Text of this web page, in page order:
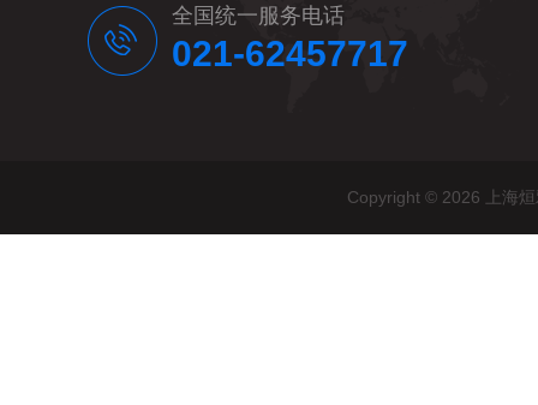
全国统一服务电话
021-62457717
Copyright © 2026 上海